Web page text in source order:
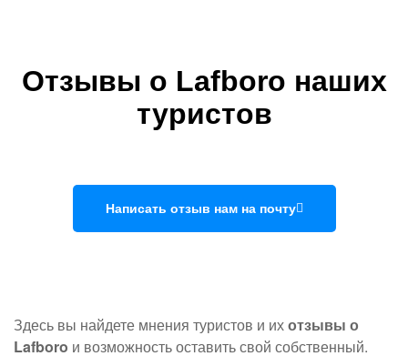
Отзывы о Lafboro наших
туристов
Написать отзыв нам на почту
Здесь вы найдете мнения туристов и ихотзывы о
Lafboro и возможность оставить свой собственный.